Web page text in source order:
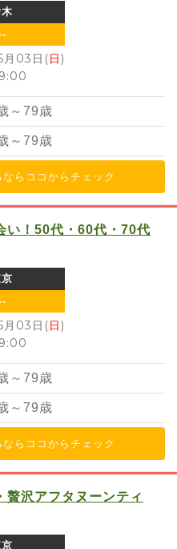
03日(日)
～79歳
～79歳
らココからチェック
い！50代・60代・70代
03日(日)
～79歳
～79歳
らココからチェック
贅沢アフタヌーンティ